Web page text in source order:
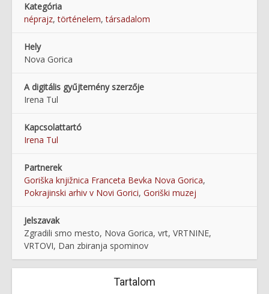
Kategória
néprajz,történelem,társadalom
Hely
Nova Gorica
A digitális gyűjtemény szerzője
Irena Tul
Kapcsolattartó
Irena Tul
Partnerek
Goriška knjižnica Franceta Bevka Nova Gorica,
Pokrajinski arhiv v Novi Gorici, Goriški muzej
Jelszavak
Zgradili smo mesto, Nova Gorica, vrt, VRTNINE,
VRTOVI, Dan zbiranja spominov
Tartalom